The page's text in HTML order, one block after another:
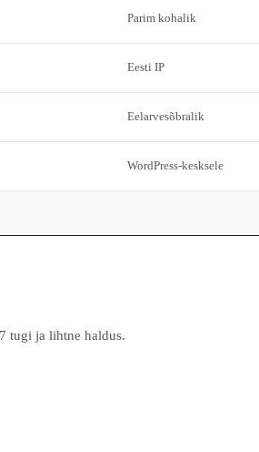
Parim kohalik
Eesti IP
Eelarvesõbralik
WordPress-kesksele
tugi ja lihtne haldus.